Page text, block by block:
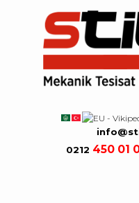
contenuto
0212 450 01